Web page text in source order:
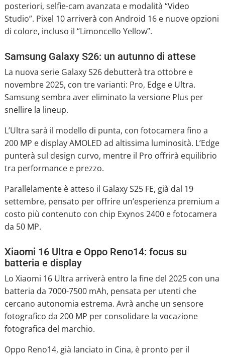
posteriori, selfie-cam avanzata e modalità “Video
Studio”. Pixel 10 arriverà con Android 16 e nuove opzioni
di colore, incluso il “Limoncello Yellow”.
Samsung Galaxy S26: un autunno di attese
La nuova serie Galaxy S26 debutterà tra ottobre e
novembre 2025, con tre varianti: Pro, Edge e Ultra.
Samsung sembra aver eliminato la versione Plus per
snellire la lineup.
L’Ultra sarà il modello di punta, con fotocamera fino a
200 MP e display AMOLED ad altissima luminosità. L’Edge
punterà sul design curvo, mentre il Pro offrirà equilibrio
tra performance e prezzo.
Parallelamente è atteso il Galaxy S25 FE, già dal 19
settembre, pensato per offrire un’esperienza premium a
costo più contenuto con chip Exynos 2400 e fotocamera
da 50 MP.
Xiaomi 16 Ultra e Oppo Reno14: focus su
batteria e display
Lo Xiaomi 16 Ultra arriverà entro la fine del 2025 con una
batteria da 7000-7500 mAh, pensata per utenti che
cercano autonomia estrema. Avrà anche un sensore
fotografico da 200 MP per consolidare la vocazione
fotografica del marchio.
Oppo Reno14, già lanciato in Cina, è pronto per il